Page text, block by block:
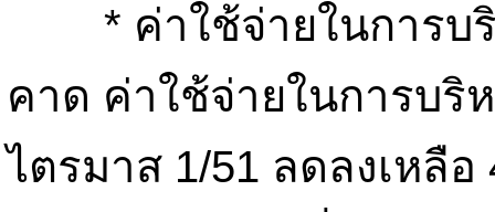
* ค่าใช้จ่ายในการบริ
คาด ค่าใช้จ่ายในการบริ
ไตรมาส 1/51 ลดลงเหลื